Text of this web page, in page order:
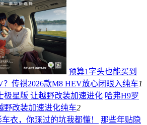
预算1字头也能买到
？传祺2026款M8 HEV放心闭眼入纯车1
哈弗H9罗
野改装加速进化纯车2
那些年贴隐